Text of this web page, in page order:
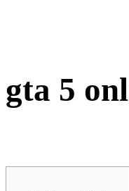
gta 5